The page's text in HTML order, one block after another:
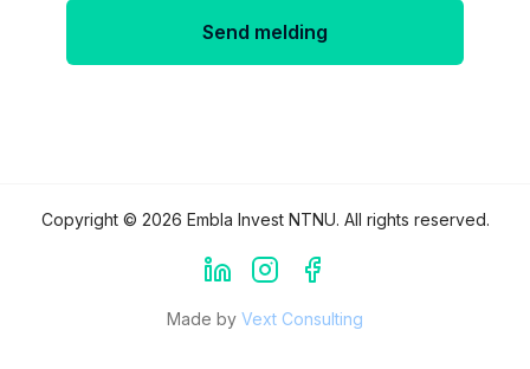
Send melding
Copyright © 2026 Embla Invest NTNU. All rights reserved.
Made by Vext Consulting